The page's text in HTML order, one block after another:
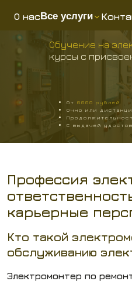
О насВсе услуги
От 6000 рублей
Очно или
С выдачей
Обучение на
курсы с
Профессия
карьерные
Кто такой
обслуживанию
Электромонтер по